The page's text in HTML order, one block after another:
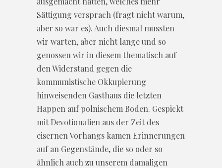
Sättigung versprach (fragt nicht warum,
aber so war es). Auch diesmal mussten
wir warten, aber nicht lange und so
genossen wir in diesem thematisch auf
den Widerstand gegen die
kommunistische Okkupierung
hinweisenden Gasthaus die letzten
Happen auf polnischem Boden. Gespickt
mit Devotionalien aus der Zeit des
eisernen Vorhangs kamen Erinnerungen
auf an Gegenstände, die so oder so
ähnlich auch zu unserem damaligen